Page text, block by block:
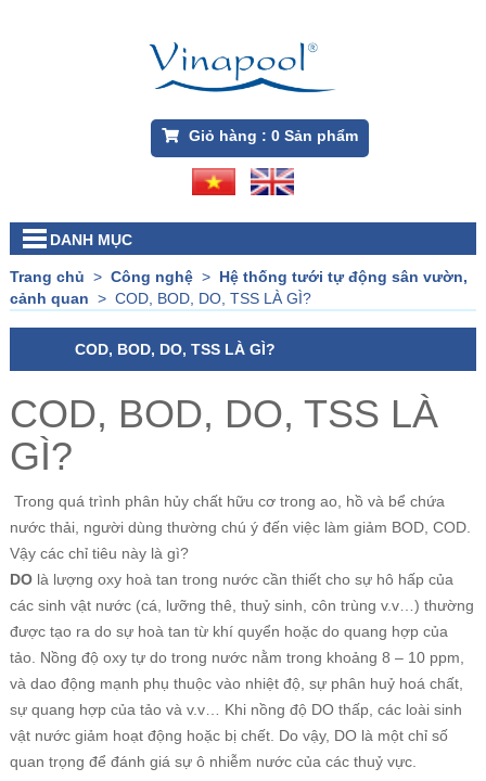
Giỏ hàng : 0Sản phẩm
DANH MỤC
Trang chủ > Công nghệ> Hệ thống tưới tự động sân vườn,
cảnh quan > COD, BOD, DO, TSS LÀ GÌ?
COD, BOD, DO, TSS LÀ GÌ?
COD, BOD, DO, TSS LÀ
GÌ?
Trong quá trình phân hủy chất hữu cơ trong ao, hồ và bể chứa
nước thải, người dùng thường chú ý đến việc làm giảm BOD, COD.
Vậy các chỉ tiêu này là gì?
DOlà lượng oxy hoà tan trong nước cần thiết cho sự hô hấp của
các sinh vật nước (cá, lưỡng thê, thuỷ sinh, côn trùng v.v…) thường
được tạo ra do sự hoà tan từ khí quyển hoặc do quang hợp của
tảo. Nồng độ oxy tự do trong nước nằm trong khoảng 8 – 10 ppm,
và dao động mạnh phụ thuộc vào nhiệt độ, sự phân huỷ hoá chất,
sự quang hợp của tảo và v.v… Khi nồng độ DO thấp, các loài sinh
vật nước giảm hoạt động hoặc bị chết. Do vậy, DO là một chỉ số
quan trọng để đánh giá sự ô nhiễm nước của các thuỷ vực.